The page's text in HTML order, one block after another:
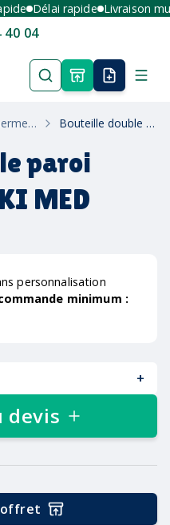
Délai rapide Livraison
40 04
Mugs Isothermes & Thermos Bouteille double paroi 750ml HELSINKI MED
paroi
MED
personnalisation
minimum :
+
devis